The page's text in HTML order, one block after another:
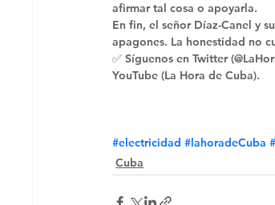
afirmar tal cosa o apoyarla.
En fin, el señor Díaz-Canel y
apagones. La honestidad no
✅ Síguenos en Twitter
YouTube (La Hora de Cuba).
#electricidad #lahoradeCuba
Cuba